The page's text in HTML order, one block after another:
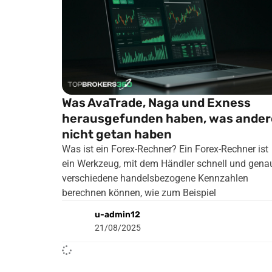
Was AvaTrade, Naga und Exness
herausgefunden haben, was
nicht getan haben
Was ist ein Forex-Rechner? Ein Forex-Rechner ist
ein Werkzeug, mit dem Händler schnell und
verschiedene handelsbezogene Kennzahlen
berechnen können, wie zum Beispiel
u-admin12
21/08/2025